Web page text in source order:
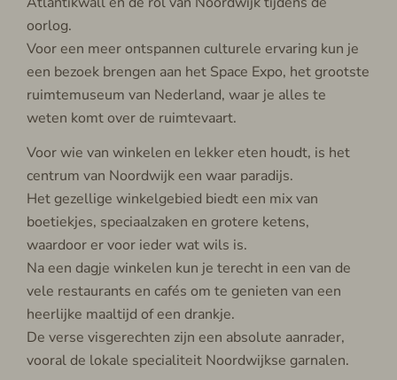
oorlog.
Voor een meer ontspannen culturele ervaring kun je
een bezoek brengen aan het Space Expo, het grootste
ruimtemuseum van Nederland, waar je alles te
weten komt over de ruimtevaart.
Voor wie van winkelen en lekker eten houdt, is het
centrum van Noordwijk een waar paradijs.
Het gezellige winkelgebied biedt een mix van
boetiekjes, speciaalzaken en grotere ketens,
waardoor er voor ieder wat wils is.
Na een dagje winkelen kun je terecht in een van de
vele restaurants en cafés om te genieten van een
heerlijke maaltijd of een drankje.
De verse visgerechten zijn een absolute aanrader,
vooral de lokale specialiteit Noordwijkse garnalen.